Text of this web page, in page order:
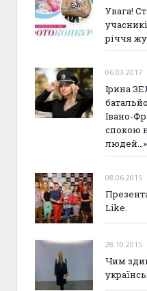
Увага!
річчя
06.03.2017
Ірина
Івано-
спокою
людей…»
08.06.2015
Like.
28.10.2015
Чим